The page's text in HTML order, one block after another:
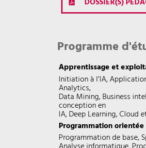
Programme
Apprentissage et
Initiation à l’IA,
Analytics,
Data Mining, Business
conception en
IA, Deep Learning, Cloud
Programmation
Programmation de base,